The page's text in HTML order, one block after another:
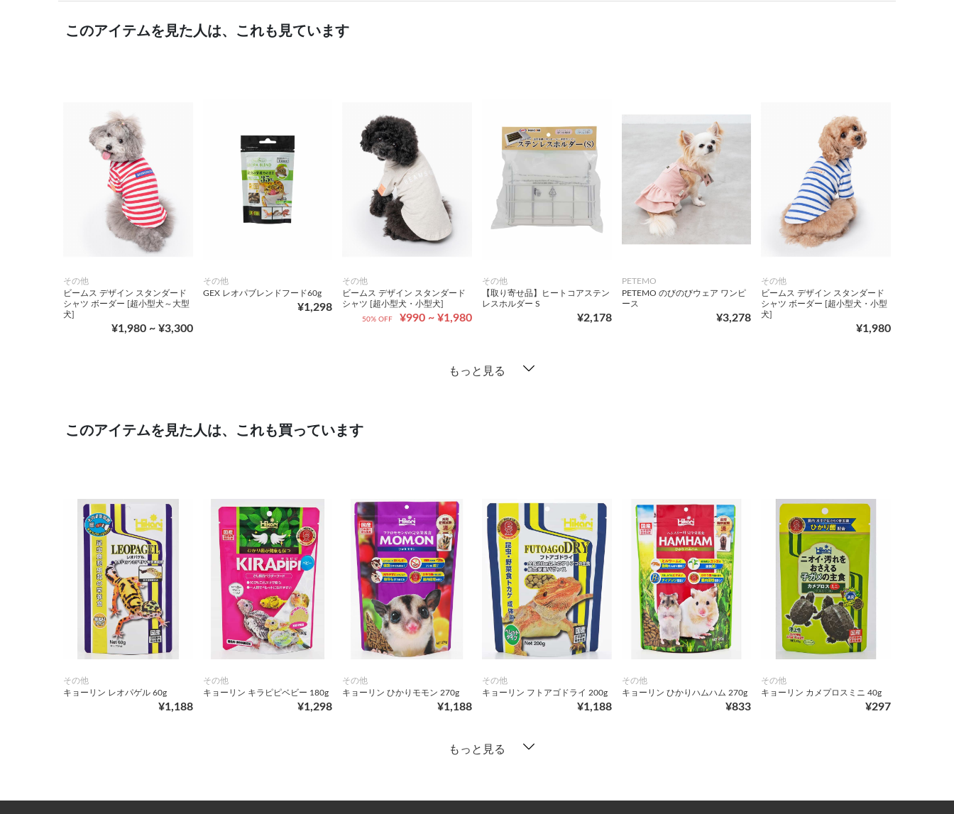
このアイテムを見た人は、これも見ています
その他
ビームス デザイン スタンダード
シャツ ボーダー [超小型犬～大型
犬]
¥1,980 ~ ¥3,300
その他
GEX レオパブレンドフード60g
¥1,298
その他
ビームス デザイン スタンダード
シャツ [超小型犬・小型犬]
¥990 ~ ¥1,980
50% OFF
その他
【取り寄せ品】ヒートコアステン
レスホルダー S
¥2,178
PETEMO
PETEMO のびのびウェア ワンピ
ース
¥3,278
その他
ビームス デザイン スタンダード
シャツ ボーダー [超小型犬・小型
犬]
¥1,980
もっと見る
このアイテムを見た人は、これも買っています
その他
キョーリン レオパゲル 60g
¥1,188
その他
キョーリン キラピピベビー 180g
¥1,298
その他
キョーリン ひかりモモン 270g
¥1,188
その他
キョーリン フトアゴドライ 200g
¥1,188
その他
キョーリン ひかりハムハム 270g
¥833
その他
キョーリン カメプロスミニ 40g
¥297
もっと見る